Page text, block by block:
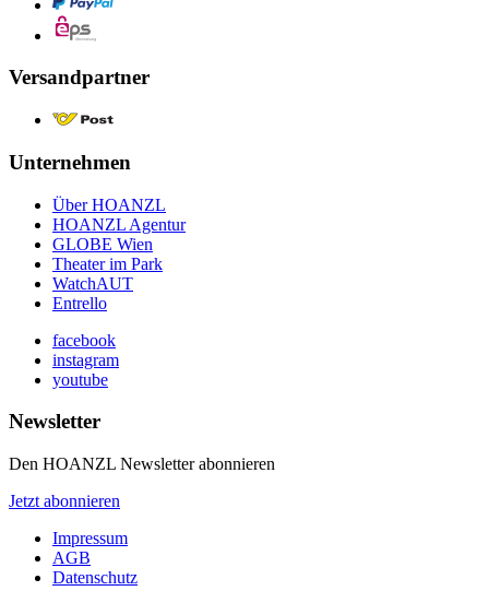
Versandpartner
Unternehmen
Über HOANZL
HOANZL Agentur
GLOBE Wien
Theater im Park
WatchAUT
Entrello
facebook
instagram
youtube
Newsletter
Den HOANZL Newsletter abonnieren
Jetzt abonnieren
Impressum
AGB
Datenschutz